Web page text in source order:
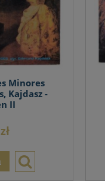
Minores
Kajdasz -
II